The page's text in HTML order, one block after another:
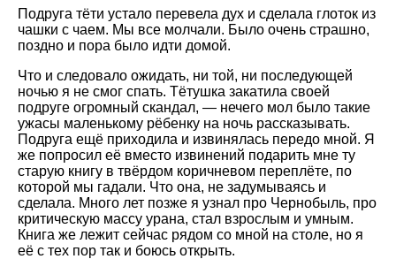
Подруга тёти устало перевела дух и сделала глоток из
чашки с чаем. Мы все молчали. Было очень страшно,
поздно и пора было идти домой.
Что и следовало ожидать, ни той, ни последующей
ночью я не смог спать. Тётушка закатила своей
подруге огромный скандал, — нечего мол было такие
ужасы маленькому рёбенку на ночь рассказывать.
Подруга ещё приходила и извинялась передо мной. Я
же попросил её вместо извинений подарить мне ту
старую книгу в твёрдом коричневом переплёте, по
которой мы гадали. Что она, не задумываясь и
сделала. Много лет позже я узнал про Чернобыль, про
критическую массу урана, стал взрослым и умным.
Книга же лежит сейчас рядом со мной на столе, но я
её с тех пор так и боюсь открыть.